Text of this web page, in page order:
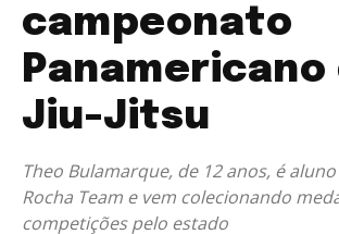
campeonato
Panamericano
Jiu-Jitsu
Theo Bulamarque, de 12 anos, é
Rocha Team e vem colecionando
competições pelo estado